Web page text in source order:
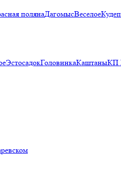
полянаДагомысВеселое
ЭстосадокГоловинкаКаштаныКП